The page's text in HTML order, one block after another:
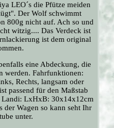
LEO´s die Pfütze meiden
Der Wolf schwimmt
800g nicht auf. Ach so und
witzig.... Das Verdeck ist
ist dem original
eine Abdeckung, die
werden. Fahrfunktionen:
Rechts, langsam oder
passend für den Maßstab
LxHxB: 30x14x12cm
der Wagen so kann seht Ihr
unter.